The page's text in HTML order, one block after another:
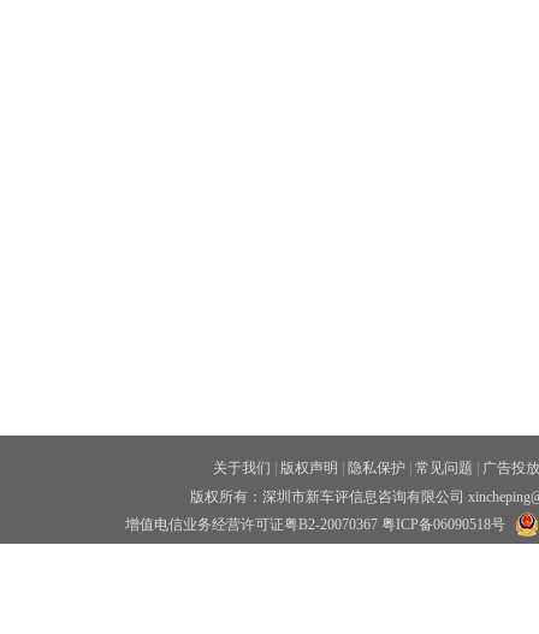
关于我们 版权声明 隐私保护 常见问题
广告投放
版权所有：深圳市新车评信息咨询有限公司
增值电信业务经营许可证粤B2-20070367 粤ICP备06090518号